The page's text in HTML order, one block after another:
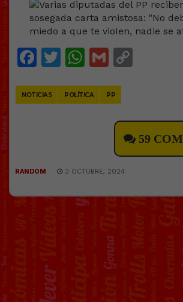
Facebook
Twitter
WhatsApp
Gmail
NOTICIAS POLÍTICA PP
59
RANDOM 3 OCTUBRE, 2024